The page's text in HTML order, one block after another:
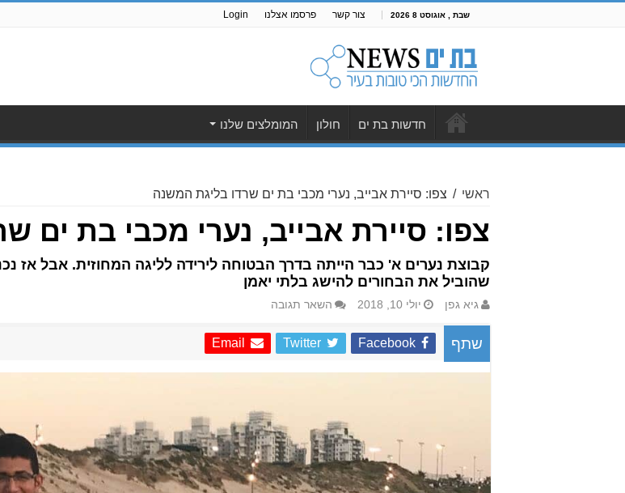
שבת , אוגוסט 8 2026 צור קשר פרסמו אצלנו Login
חדשות בת ים חולון המומלצים שלנו
ראשי / צפו: סיירת אבייב, נערי מכבי בת ים שרדו בליגת המשנה
צפו: סיירת אבייב, נערי מכבי בת ים
קבוצת נערים א' כבר הייתה בדרך הבטוחה לירידה לליגה המחוזית. אבל אז
שהוביל את הבחורים להישג בלתי יאמן
גיא גפן יולי 10, 2018 השאר תגובה
שתף Facebook
Twitter
Email